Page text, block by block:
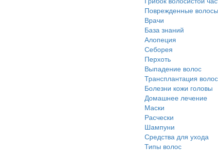
Поврежденные волосы
Врачи
База знаний
Алопеция
Себорея
Перхоть
Выпадение волос
Трансплантация волос
Болезни кожи головы
Домашнее лечение
Маски
Расчески
Шампуни
Средства для ухода
Типы волос